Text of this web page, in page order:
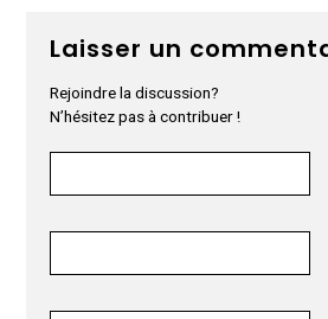
Laisser un
Rejoindre la discussion?
N’hésitez pas à contribuer !